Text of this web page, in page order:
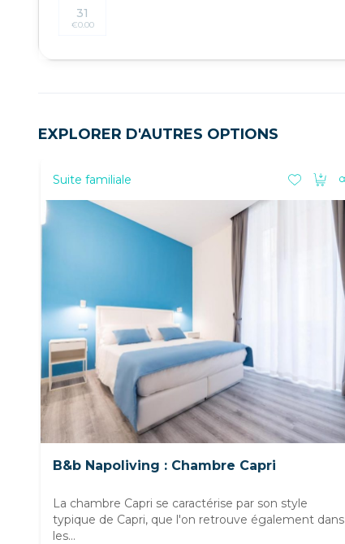
31
€0.00
EXPLORER D'AUTRES OPTIONS
Suite familiale
B&b Napoliving : Chambre Capri
La chambre Capri se caractérise par son style
typique de Capri, que l'on retrouve également dans
les...